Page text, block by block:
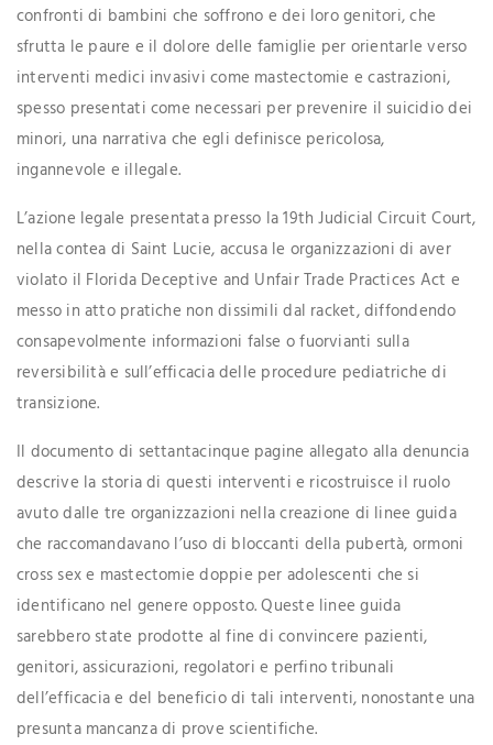
confronti di bambini che soffrono e dei loro genitori, che
sfrutta le paure e il dolore delle famiglie per orientarle verso
interventi medici invasivi come mastectomie e castrazioni,
spesso presentati come necessari per prevenire il suicidio dei
minori, una narrativa che egli definisce pericolosa,
ingannevole e illegale.
L’azione legale presentata presso la 19th Judicial Circuit Court,
nella contea di Saint Lucie, accusa le organizzazioni di aver
violato il Florida Deceptive and Unfair Trade Practices Act e
messo in atto pratiche non dissimili dal racket, diffondendo
consapevolmente informazioni false o fuorvianti sulla
reversibilità e sull’efficacia delle procedure pediatriche di
transizione.
Il documento di settantacinque pagine allegato alla denuncia
descrive la storia di questi interventi e ricostruisce il ruolo
avuto dalle tre organizzazioni nella creazione di linee guida
che raccomandavano l’uso di bloccanti della pubertà, ormoni
cross sex e mastectomie doppie per adolescenti che si
identificano nel genere opposto. Queste linee guida
sarebbero state prodotte al fine di convincere pazienti,
genitori, assicurazioni, regolatori e perfino tribunali
dell’efficacia e del beneficio di tali interventi, nonostante una
presunta mancanza di prove scientifiche.